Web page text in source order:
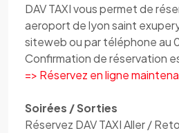
DAV TAXI vous permet de
aeroport de lyon saint
siteweb ou par téléphone au
Confirmation de réservation
=> Réservez en ligne
Soirées / Sorties
Réservez DAV TAXI Aller /